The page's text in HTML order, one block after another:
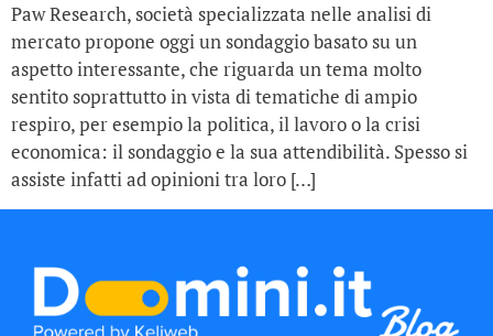
Paw Research, società specializzata nelle analisi di
mercato propone oggi un sondaggio basato su un
aspetto interessante, che riguarda un tema molto
sentito soprattutto in vista di tematiche di ampio
respiro, per esempio la politica, il lavoro o la crisi
economica: il sondaggio e la sua attendibilità. Spesso si
assiste infatti ad opinioni tra loro […]